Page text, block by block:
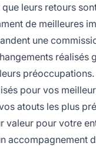
leurs retours
de meilleures
une
préoccupations.
pour vos
atouts les plus
valeur pour votre
accompagnement